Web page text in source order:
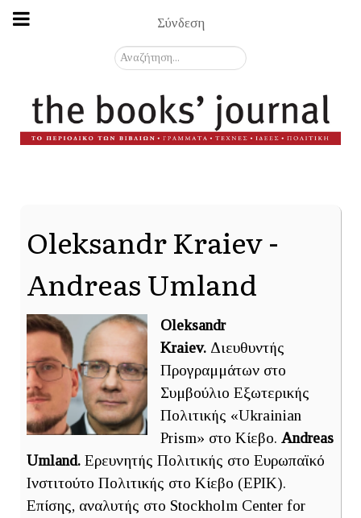
Σύνδεση
Αναζήτηση...
Oleksandr Kraiev -
Andreas Umland
Oleksandr
Kraiev. Διευθυντής
Προγραμμάτων στο
Συμβούλιο Εξωτερικής
Πολιτικής «Ukrainian
Prism» στο Κίεβο. Andreas
Umland. Ερευνητής Πολιτικής στο Ευρωπαϊκό
Ινστιτούτο Πολιτικής στο Κίεβο (EPIK).
Επίσης, αναλυτής στο Stockholm Center for